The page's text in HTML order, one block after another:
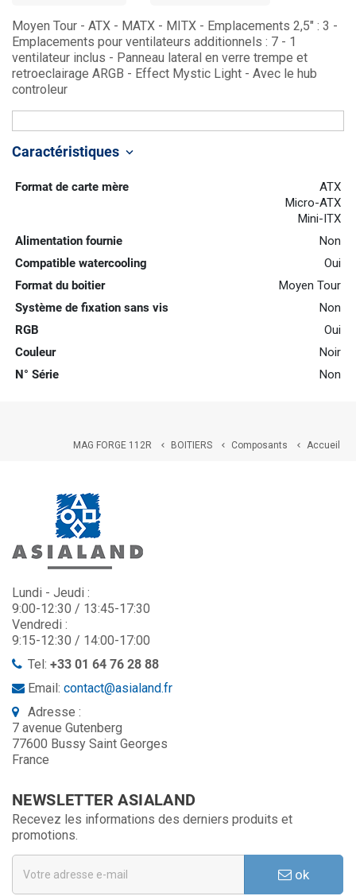
Moyen Tour - ATX - MATX - MITX - Emplacements 2,5" : 3 -
Emplacements pour ventilateurs additionnels : 7 - 1
ventilateur inclus - Panneau lateral en verre trempe et
retroeclairage ARGB - Effect Mystic Light - Avec le hub
controleur
Caractéristiques keyboard_arrow_down
Format de carte mère
ATX
Micro-ATX
Mini-ITX
Alimentation fournie
Non
Compatible watercooling
Oui
Format du boitier
Moyen Tour
Système de fixation sans vis
Non
RGB
Oui
Couleur
Noir
N° Série
Non
Accueil

Composants

BOITIERS

MAG FORGE 112R
Lundi - Jeudi :
9:00-12:30 / 13:45-17:30
Vendredi :
9:15-12:30 / 14:00-17:00
Tel: +33 01 64 76 28 88
Email: contact@asialand.fr
Adresse :
7 avenue Gutenberg
77600 Bussy Saint Georges
France
NEWSLETTER ASIALAND
Recevez les informations des derniers produits et
promotions.
ok